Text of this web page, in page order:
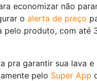
economizar não
o alerta de preço
pelo produto, com até
pra garantir sua lava e
pelo Super App